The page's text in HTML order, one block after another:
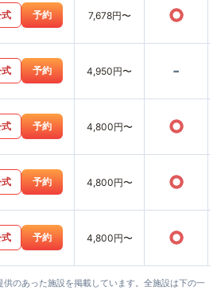
予約 7,678円〜 ○
予約 4,950円〜 -
予約 4,800円〜 ○
予約 4,800円〜 ○
予約 4,800円〜 ○
のあった施設を掲載しています。全施設は下の一